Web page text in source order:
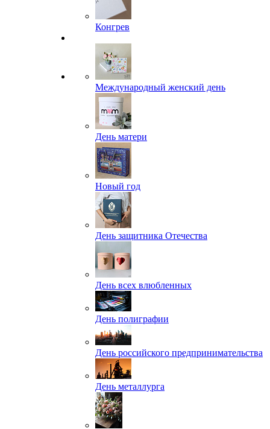
Конгрев
Международный женский день
День матери
Новый год
День защитника Отечества
День всех влюбленных
День полиграфии
День российского предпринимательства
День металлурга